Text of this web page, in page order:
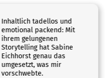
Inhaltlich tadellos und
emotional packend: Mit
ihrem gelungenen
Storytelling hat Sabine
Eichhorst genau das
umgesetzt, was mir
vorschwebte.